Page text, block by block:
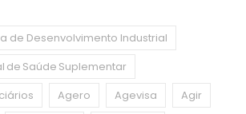
de Desenvolvimento Industrial
de Saúde Suplementar
Agero Agevisa
Agir